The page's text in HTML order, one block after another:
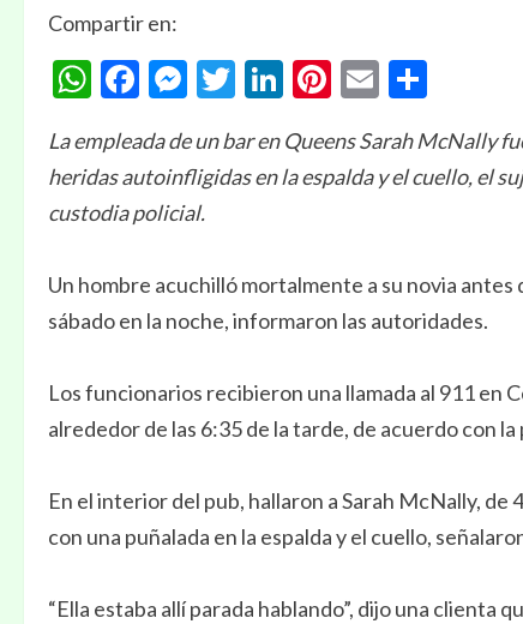
Compartir en:
WhatsApp
Facebook
Messenger
Twitter
LinkedIn
Pinterest
Email
La empleada de un bar en Queens Sarah McNally
heridas autoinfligidas en la espalda y el cuello, el
custodia policial.
Un hombre acuchilló mortalmente a su novia
sábado en la noche, informaron las autoridades.
Los funcionarios recibieron una llamada al 911 en
alrededor de las 6:35 de la tarde, de acuerdo con la
En el interior del pub, hallaron a Sarah McNally, de
con una puñalada en la espalda y el cuello,
“Ella estaba allí parada hablando”, dijo una clienta